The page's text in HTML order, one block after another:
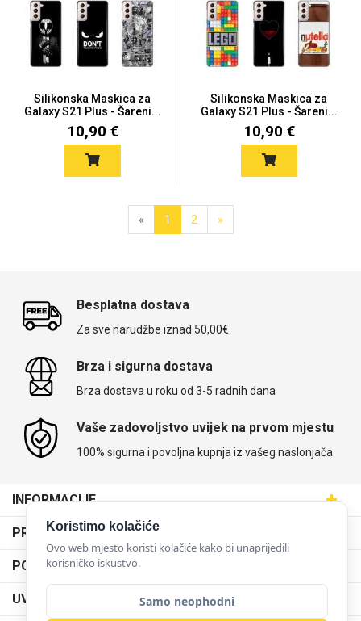
Silikonska Maskica za
Galaxy S21 Plus - Šareni...
10,90 €
Silikonska Maskica za
Galaxy S21 Plus - Šareni...
10,90 €
« 1 2 »
Besplatna dostava
Za sve narudžbe iznad 50,00€
Brza i sigurna dostava
Brza dostava u roku od 3-5 radnih dana
Vaše zadovoljstvo uvijek na prvom mjestu
100% sigurna i povoljna kupnja iz vašeg naslonjača
INFORMACIJE
Maskice.hr - Web trgovina
SVIJET MASKICA d.o.o.
Aleja javora 13, 10000 Zagreb
095 5555 345
prodaja@maskice.hr
PRODAJNA MJESTA
Poslovnica Trešnjevka
Poslovnica Dubrava
PODRŠKA
Dostava
O nama
UVJETI KORIŠTENJA
Koristimo kolačiće
Ovo web mjesto koristi kolačiće kako bi unaprijedili
korisničko iskustvo.
Samo neophodni